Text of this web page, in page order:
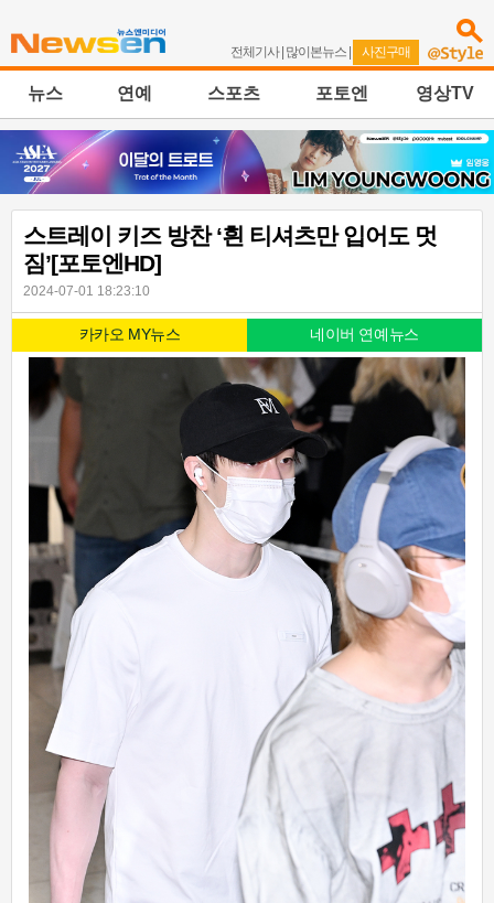
전체기사| 많이본뉴스 | 사진구매
뉴스 연예 스포츠 포토엔 영상TV
스트레이 키즈 방찬 ‘흰 티셔츠만 입어도 멋
짐’[포토엔HD]
2024-07-01 18:23:10
카카오 MY뉴스 네이버 연예뉴스